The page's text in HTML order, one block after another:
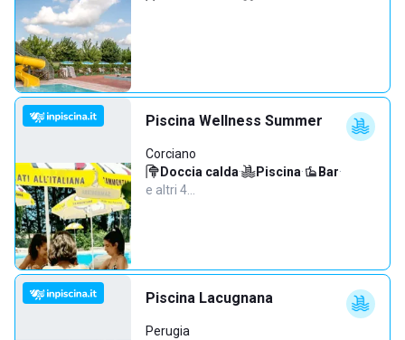
Piscina Wellness Summer
Corciano
Doccia calda· Piscina· Bar·
e altri 4…
Piscina Lacugnana
Perugia